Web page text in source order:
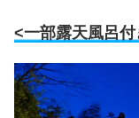
<一部露天風呂